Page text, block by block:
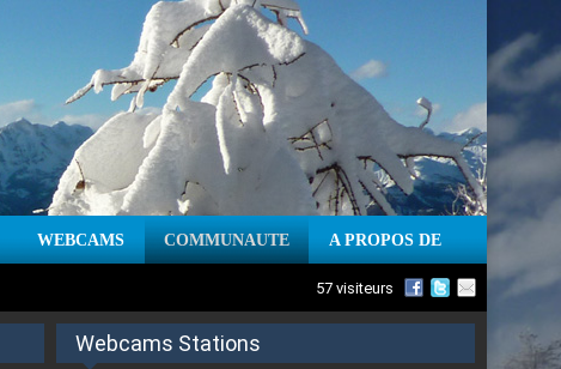
WEBCAMS COMMUNAUTE A PROPOS DE
57 visiteurs
Webcams Stations